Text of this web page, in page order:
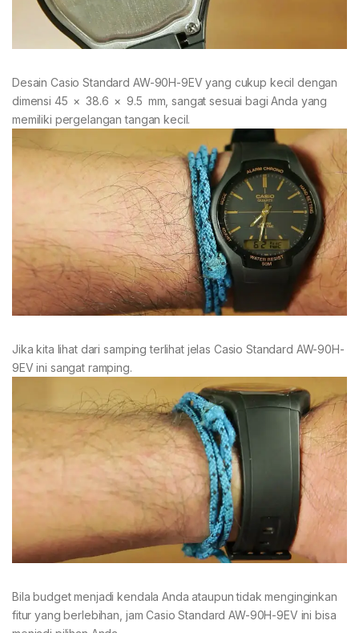
Desain Casio Standard AW-90H-9EV yang cukup kecil dengan
dimensi 45 × 38.6 × 9.5 mm, sangat sesuai bagi Anda yang
memiliki pergelangan tangan kecil.
Jika kita lihat dari samping terlihat jelas Casio Standard AW-90H-
9EV ini sangat ramping.
Bila budget menjadi kendala Anda ataupun tidak menginginkan
fitur yang berlebihan, jam Casio Standard AW-90H-9EV ini bisa